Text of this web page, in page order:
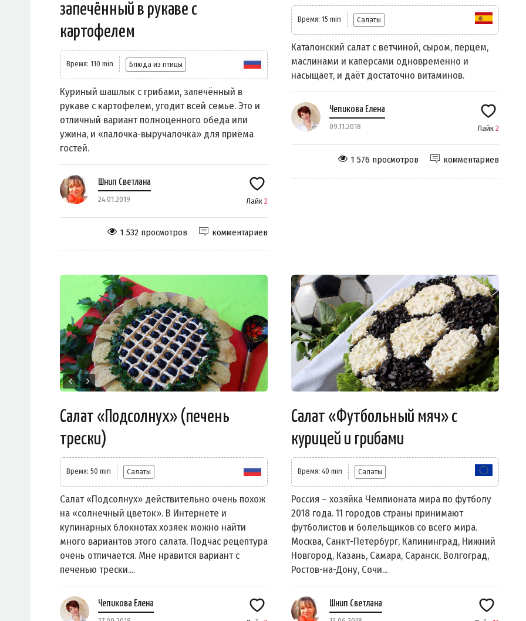
запечённый в рукаве с
картофелем
Время: 110 min Блюда из птицы
Куриный шашлык с грибами, запечённый в
рукаве с картофелем, угодит всей семье. Это и
отличный вариант полноценного обеда или
ужина, и «палочка-выручалочка» для приёма
гостей.
Шнип Светлана
24.01.2019 Лайк 2
комментариев
1 532 просмотров
Время: 15 min Салаты
Каталонский салат с ветчиной, сыром, перцем,
маслинами и каперсами одновременно и
насыщает, и даёт достаточно витаминов.
Чепикова Елена
09.11.2018 Лайк 2
комментариев
1 576 просмотров
Салат «Подсолнух» (печень
трески)
Время: 50 min Салаты
Салат «Подсолнух» действительно очень похож
на «солнечный цветок». В Интернете и
кулинарных блокнотах хозяек можно найти
много вариантов этого салата. Подчас рецептура
очень отличается. Мне нравится вариант с
печенью трески....
Чепикова Елена
Салат «Футбольный мяч» с
курицей и грибами
Время: 40 min Салаты
Россия – хозяйка Чемпионата мира по футболу
2018 года. 11 городов страны принимают
футболистов и болельщиков со всего мира.
Москва, Санкт-Петербург, Калининград, Нижний
Новгород, Казань, Самара, Саранск, Волгоград,
Ростов-на-Дону, Сочи...
Шнип Светлана